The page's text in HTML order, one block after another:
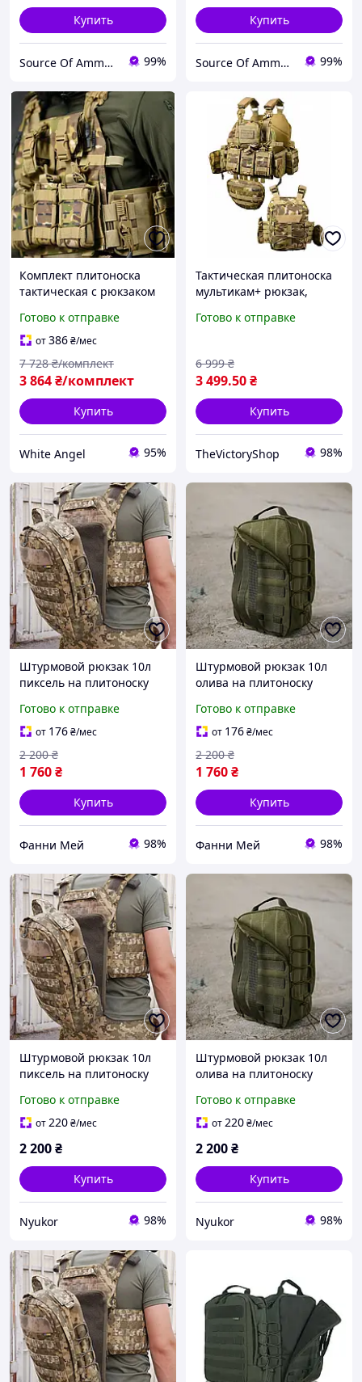
Купить
Source Of Ammunition 99%
Купить
Source Of Ammunition 99%
Комплект плитоноска
тактическая с рюкзаком
107
Готово к отправке
от386₴/мес
3 864₴/комплект
7 728 ₴/комплект
Купить
White Angel 95%
Тактическая плитоноска
мультикам+ рюкзак,
25х30, военая плитоноска
Готово к отправке
3 499.50₴
6 999 ₴
Купить
TheVictoryShop 98%
Штурмовой рюкзак 10л
пиксель на плитоноску
рюкзак на молли с
быстрым сбросом
Готово к отправке
от 176₴/мес
1 760₴
2 200 ₴
Купить
Фанни Мей 98%
Штурмовой рюкзак 10л
олива на плитоноску
рюкзак на молли с
быстрым сбросом
Готово к отправке
от 176₴/мес
1 760₴
2 200 ₴
Купить
Фанни Мей 98%
Штурмовой рюкзак 10л
пиксель на плитоноску
рюкзак на молли с
быстрым сбросом
Готово к отправке
от220₴/мес
2 200₴
Купить
Nyukor 98%
Штурмовой рюкзак 10л
олива на плитоноску
рюкзак на молли с
быстрым сбросом
Готово к отправке
от220₴/мес
2 200₴
Купить
Nyukor 98%